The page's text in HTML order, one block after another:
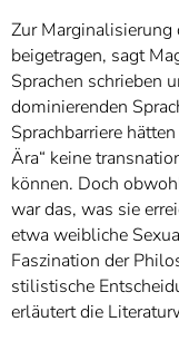
Zur Marginalisierung
beigetragen, sagt
Sprachen schrieben
dominierenden
Sprachbarriere
Ära“ keine
können. Doch
war das, was sie
etwa weibliche
Faszination der
stilistische
erläutert die